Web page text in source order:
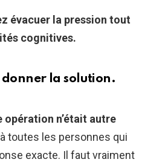
évacuer la pression tout
cognitives.
donner la solution.
n’était autre
toutes les personnes qui
exacte. Il faut vraiment